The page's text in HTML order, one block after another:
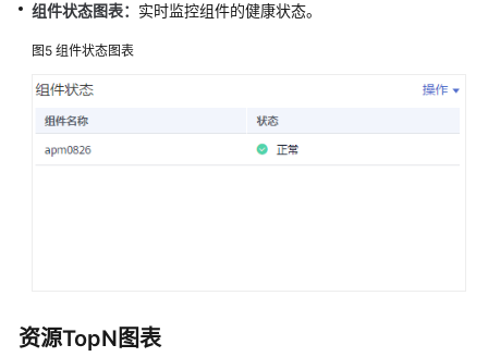
域）
用
户
南
（阿
品
组件状态图表： 实时监控组件的健康状态。
图5 组件状态图表
资源TopN图表